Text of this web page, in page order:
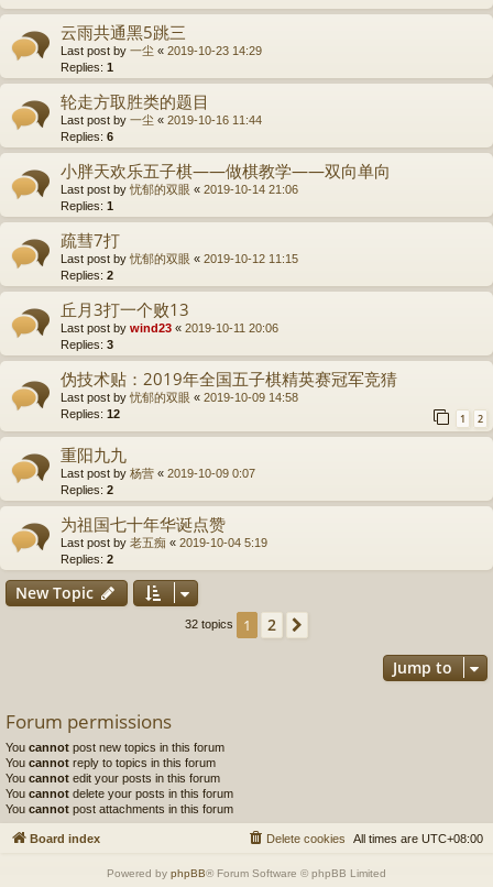
云雨共通黑5跳三
Last post by 一尘 « 2019-10-23 14:29
Replies: 1
轮走方取胜类的题目
Last post by 一尘 « 2019-10-16 11:44
Replies: 6
小胖天欢乐五子棋——做棋教学——双向单向
Last post by忧郁的双眼 « 2019-10-14 21:06
Replies: 1
疏彗7打
Last post by忧郁的双眼 « 2019-10-12 11:15
Replies: 2
丘月3打一个败13
Last post by wind23 « 2019-10-11 20:06
Replies: 3
伪技术贴：2019年全国五子棋精英赛冠军竞猜
Last post by忧郁的双眼 « 2019-10-09 14:58
Replies: 12 1 2
重阳九九
Last post by 杨营 « 2019-10-09 0:07
Replies: 2
为祖国七十年华诞点赞
Last post by 老五痴 « 2019-10-04 5:19
Replies: 2
New Topic
32 topics 1 2
Jump to
Forum permissions
You cannot post new topics in this forum
You cannot reply to topics in this forum
You cannot edit your posts in this forum
You cannot delete your posts in this forum
You cannot post attachments in this forum
Board index All times are UTC+08:00
Delete cookies
Powered by phpBB® Forum Software © phpBB Limited